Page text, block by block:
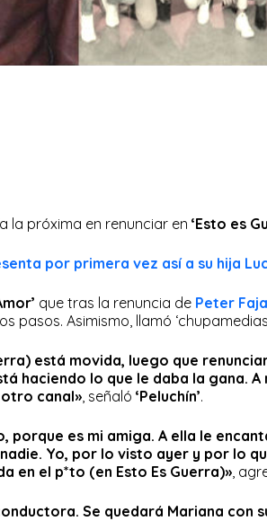
la próxima en renunciar en ‘Esto es
por primera vez así a su hija
que tras la renuncia de Peter
pasos. Asimismo, llamó
está movida, luego que
haciendo lo que le daba la gana. A
canal» , señaló ‘Peluchín’.
porque es mi amiga. A ella le
Yo, por lo visto ayer y por lo
en el p*to (en Esto Es Guerra)» ,
Se quedará Mariana con